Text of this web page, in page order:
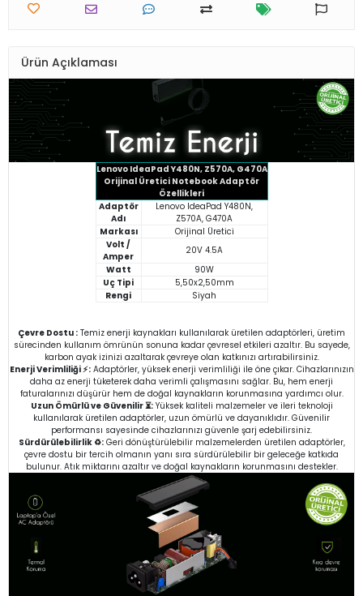
Ürün Açıklaması
Lenovo IdeaPad Y480N, Z570A, G470A
Orijinal Üretici Notebook Adaptör
Özellikleri
Adaptör
Adı
Lenovo IdeaPad Y480N,
Z570A, G470A
Markası
Orijinal Üretici
Volt /
Amper
20V 4.5A
Watt
90W
Uç Tipi
5,50x2,50mm
Rengi
Siyah
Çevre Dostu : Temiz enerji kaynakları kullanılarak üretilen adaptörleri, üretim
sürecinden kullanım ömrünün sonuna kadar çevresel etkileri azaltır. Bu sayede,
karbon ayak izinizi azaltarak çevreye olan katkınızı artırabilirsiniz.
Enerji Verimliliği ⚡:Adaptörler, yüksek enerji verimliliği ile öne çıkar. Cihazlarınızın
daha az enerji tüketerek daha verimli çalışmasını sağlar. Bu, hem enerji
faturalarınızı düşürür hem de doğal kaynakların korunmasına yardımcı olur.
Uzun Ömürlü ve Güvenilir ⏳:Yüksek kaliteli malzemeler ve ileri teknoloji
kullanılarak üretilen adaptörler, uzun ömürlü ve dayanıklıdır. Güvenilir
performansı sayesinde cihazlarınızı güvenle şarj edebilirsiniz.
Sürdürülebilirlik ♻️:Geri dönüştürülebilir malzemelerden üretilen adaptörler,
çevre dostu bir tercih olmanın yanı sıra sürdürülebilir bir geleceğe katkıda
bulunur. Atık miktarını azaltır ve doğal kaynakların korunmasını destekler.